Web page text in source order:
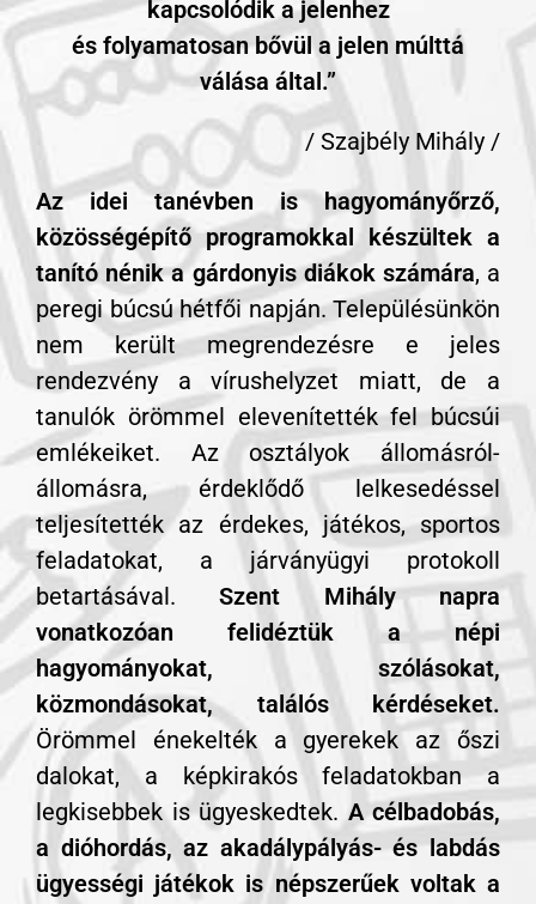
kapcsolódik a jelenhez
és folyamatosan bővül a jelen múlttá
válása által.”
/ Szajbély Mihály /
Az idei tanévben is hagyományőrző,
közösségépítő programokkal készültek a
tanító nénik a gárdonyis diákok számára, a
peregi búcsú hétfői napján. Településünkön
nem került megrendezésre e jeles
rendezvény a vírushelyzet miatt, de a
tanulók örömmel elevenítették fel búcsúi
emlékeiket. Az osztályok állomásról-
állomásra, érdeklődő lelkesedéssel
teljesítették az érdekes, játékos, sportos
feladatokat, a járványügyi protokoll
betartásával.Szent Mihály napra
vonatkozóan felidéztük a népi
hagyományokat, szólásokat,
közmondásokat, találós kérdéseket.
Örömmel énekelték a gyerekek az őszi
dalokat, a képkirakós feladatokban a
legkisebbek is ügyeskedtek. A célbadobás,
a dióhordás, az akadálypályás- és labdás
ügyességi játékok is népszerűek voltak a